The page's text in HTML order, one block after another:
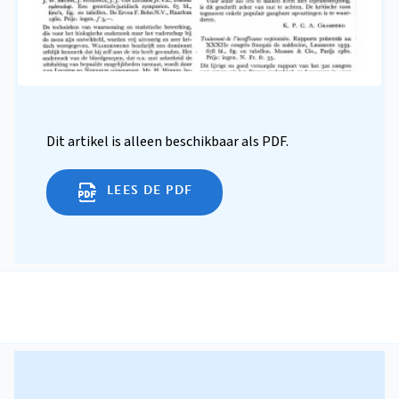
Dit artikel is alleen beschikbaar als PDF.
LEES DE PDF